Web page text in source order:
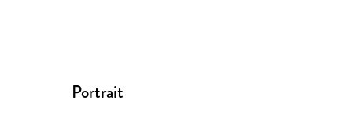
Portrait